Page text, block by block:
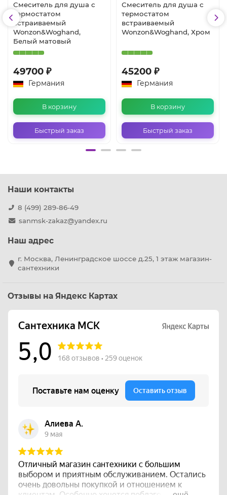
Смеситель для душа с
термостатом
встраиваемый
Wonzon&Woghand,
Белый матовый
49700 ₽
Германия
В корзину
Быстрый заказ
Смеситель для душа с
термостатом
встраиваемый
Wonzon&Woghand, Хром
45200 ₽
Германия
В корзину
Быстрый заказ
Наши контакты
8 (499) 289-86-49
sanmsk-zakaz@yandex.ru
Наш адрес
г. Москва, Ленинградское шоссе д.25, 1 этаж магазин-
сантехники
Отзывы на Яндекс Картах